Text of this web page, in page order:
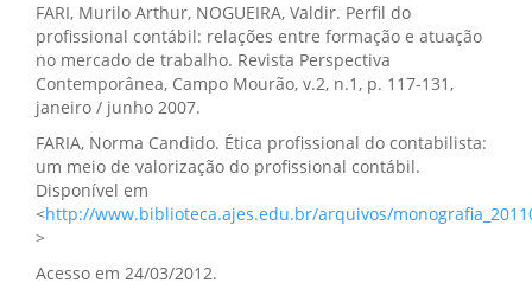
FARI, Murilo Arthur, NOGUEIRA, Valdir. Perfil do
profissional contábil: relações entre formação e atuação
no mercado de trabalho. Revista Perspectiva
Contemporânea, Campo Mourão, v.2, n.1, p. 117-131,
janeiro / junho 2007.
FARIA, Norma Candido. Ética profissional do contabilista:
um meio de valorização do profissional contábil.
Disponível em
<http://www.biblioteca.ajes.edu.br/arquivos/
>
Acesso em 24/03/2012.